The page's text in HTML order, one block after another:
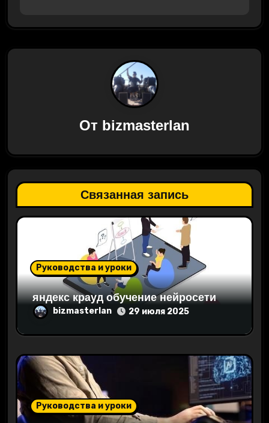
о
з
п
и
я
м
От bizmasterlan
Связанная запись
Руководства и уроки
яндекс крауд обучение нейросети
bizmasterlan 29 июля 2025
Руководства и уроки